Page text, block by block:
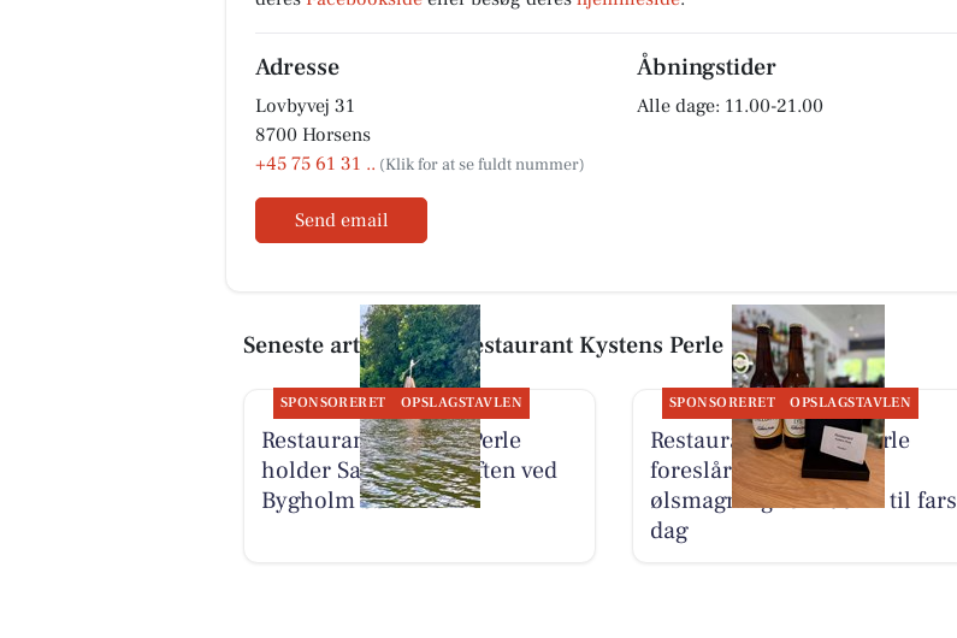
Adresse
Lovbyvej 31
8700 Horsens
+45 75 61 31 ..
Send email
Åbningstider
Alle dage: 11.00-21.00
Seneste artikler om Restaurant Kystens Perle
SPONSORERET OPSLAGSTAVLEN
Restaurant Kystens Perle
holder Sankt Hans Aften ved
Bygholm Sø
SPONSORERET OPSLAGSTAVLEN
Restaurant Kystens Perle
foreslår gavekort til
ølsmagning for 299 kr til fars
dag